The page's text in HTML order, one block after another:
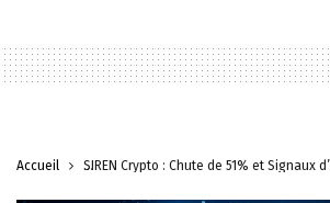
Accueil SIREN Crypto : Chute de 51% et Signaux